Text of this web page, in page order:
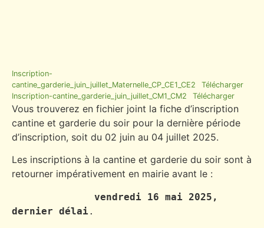
Inscription-
cantine_garderie_juin_juillet_Maternelle_CP_CE1_CE2
Télécharger
Inscription-cantine_garderie_juin_juillet_CM1_CM2
Télécharger
Vous trouverez en fichier joint la fiche d’inscription
cantine et garderie du soir pour la dernière période
d’inscription, soit du 02 juin au 04 juillet 2025.
Les inscriptions à la cantine et garderie du soir sont à
retourner impérativement en mairie avant le :
vendredi 16 mai 2025,
dernier délai .